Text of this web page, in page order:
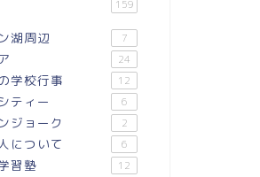
159
湖周辺 7
24
学校行事 12
ティー 6
ジョーク 2
について 6
習塾 12